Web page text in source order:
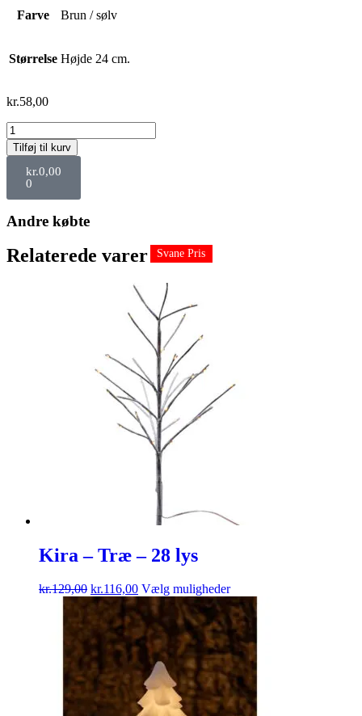
Farve Brun / sølv
Størrelse Højde 24 cm.
kr.58,00
Tilføj til kurv
kr.0,00
0
Andre købte
Relaterede varer Svane Pris
Kira – Træ – 28 lys
kr.129,00 kr.116,00 Vælg muligheder
Svane Pris
Svane Pris
Svane Pris
Svane Pris
Svane Pris